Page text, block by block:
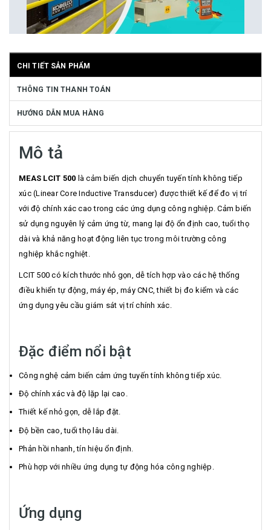
CHI TIẾT SẢN PHẨM
THÔNG TIN THANH TOÁN
HƯỚNG DẪN MUA HÀNG
Mô tả
MEAS LCIT 500 là cảm biến dịch chuyển tuyến tính không tiếp
xúc (Linear Core Inductive Transducer) được thiết kế để đo vị trí
với độ chính xác cao trong các ứng dụng công nghiệp. Cảm biến
sử dụng nguyên lý cảm ứng từ, mang lại độ ổn định cao, tuổi thọ
dài và khả năng hoạt động liên tục trong môi trường công
nghiệp khắc nghiệt.
LCIT 500 có kích thước nhỏ gọn, dễ tích hợp vào các hệ thống
điều khiển tự động, máy ép, máy CNC, thiết bị đo kiểm và các
ứng dụng yêu cầu giám sát vị trí chính xác.
Đặc điểm nổi bật
Công nghệ cảm biến cảm ứng tuyến tính không tiếp xúc.
Độ chính xác và độ lặp lại cao.
Thiết kế nhỏ gọn, dễ lắp đặt.
Độ bền cao, tuổi thọ lâu dài.
Phản hồi nhanh, tín hiệu ổn định.
Phù hợp với nhiều ứng dụng tự động hóa công nghiệp.
Ứng dụng